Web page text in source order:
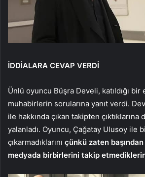
İDDİALARA CEVAP VERDİ
Ünlü oyuncu Büşra Develi, katıldığı bir
muhabirlerin sorularına yanıt verdi.
ile hakkında çıkan takipten çıktıklarına
yalanladı. Oyuncu, Çağatay Ulusoy ile
çıkarmadıklarını çünkü zaten
medyada birbirlerini takip